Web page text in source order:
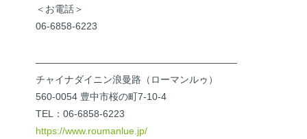
＜お電話＞
06-6858-6223
—————————————————————
チャイナダイニン浪曼路（ローマンルゥ）
560-0054 豊中市桜の町7-10-4
TEL：06-6858-6223
https://www.roumanlue.jp/